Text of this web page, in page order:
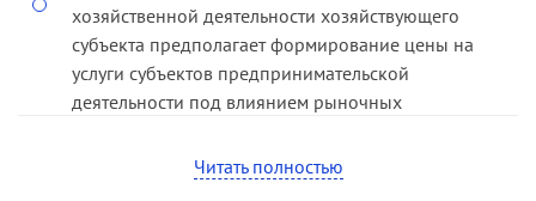
хозяйственной деятельности хозяйствующего
субъекта предполагает формирование цены на
услуги субъектов предпринимательской
деятельности под влиянием рыночных
деятельность имеет целью получение прибыли,
следовательно, неучет этих факторов
Читать полностью